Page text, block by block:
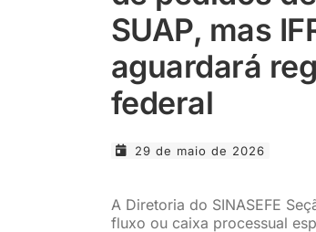
SUAP, mas
aguardará
federal
29 de maio de 2026
A Diretoria do SINASEFE
fluxo ou caixa processual